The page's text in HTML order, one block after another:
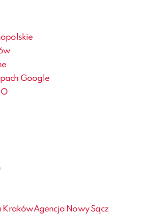
Google
KrakówAgencja Nowy Sącz